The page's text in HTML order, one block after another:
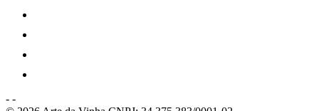
- -